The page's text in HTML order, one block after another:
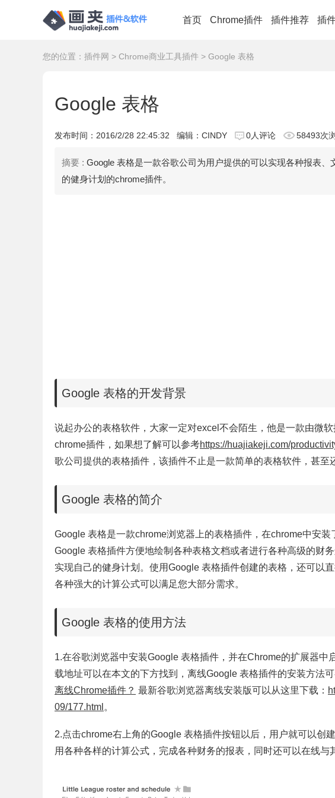
首页 Chrome插件 插件推荐 插
您的位置： 插件网 > Chrome商业工具插件 > Google 表格
Google 表格
发布时间： 2016/2/28 22:45:32 编辑：CINDY 0人评论 58493次
摘要 : Google 表格是一款谷歌公司为用户提供的可以实现各种报表
的健身计划的chrome插件。
Google 表格的开发背景
说起办公的表格软件，大家一定对excel不会陌生，他是一款由微
chrome插件，如果想了解可以参考https://huajiakeji.com/
歌公司提供的表格插件，该插件不止是一款简单的表格软件，甚至
Google 表格的简介
Google 表格是一款chrome浏览器上的表格插件，在chrome中安
Google 表格插件方便地绘制各种表格文档或者进行各种高级的财
实现自己的健身计划。使用Google 表格插件创建的表格，还可以
各种强大的计算公式可以满足您大部分需求。
Google 表格的使用方法
1.在谷歌浏览器中安装Google 表格插件，并在Chrome的扩展器
载地址可以在本文的下方找到，离线Google 表格插件的安装方法可
离线Chrome插件？ 最新谷歌浏览器离线安装版可以从这里下载：
09/177.html 。
2.点击chrome右上角的Google 表格插件按钮以后，用户就可以创
用各种各样的计算公式，完成各种财务的报表，同时还可以在线与